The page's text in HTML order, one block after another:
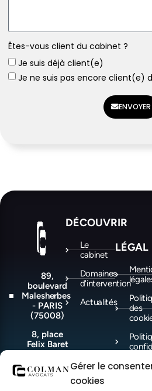
Gérer le
cookies
Êtes-vous client du cabinet ?
Je suis déjà client(e)
Je ne suis pas encore client(e)
ENVOYER
89,
boulevard
Malesherbes
- PARIS
(75008)
8, place
Felix Baret
MARSEILLE
(13006)
DÉCOUVRIR
Le
cabinet
Domaines
d'intervention
Actualités
LÉGAL
des